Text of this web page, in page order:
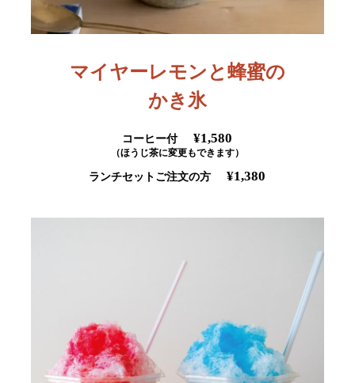
マイヤーレモンと蜂蜜の
かき氷
コーヒー付 ¥1,580
（ほうじ茶に変更もできます）
ランチセットご注文の方 ¥1,380